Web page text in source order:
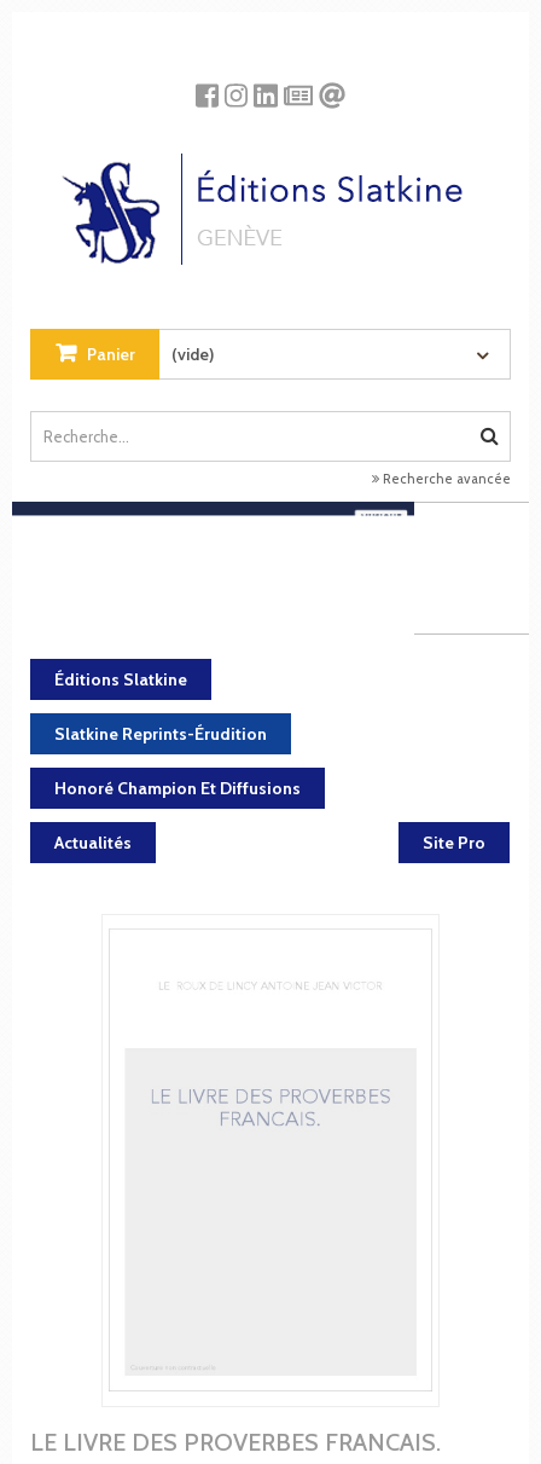
Panier (vide)
Recherche avancée
Éditions Slatkine
Slatkine Reprints-Érudition
Honoré Champion Et Diffusions
Actualités Site Pro
LE LIVRE DES PROVERBES FRANCAIS.